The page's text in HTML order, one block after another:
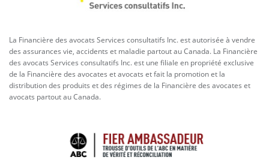
La Financière des avocats Services consultatifs Inc. est autorisée à vendre
des assurances vie, accidents et maladie partout au Canada. La Financière
des avocats Services consultatifs Inc. est une filiale en propriété exclusive
de la Financière des avocates et avocats et fait la promotion et la
distribution des produits et des régimes de la Financière des avocates et
avocats partout au Canada.